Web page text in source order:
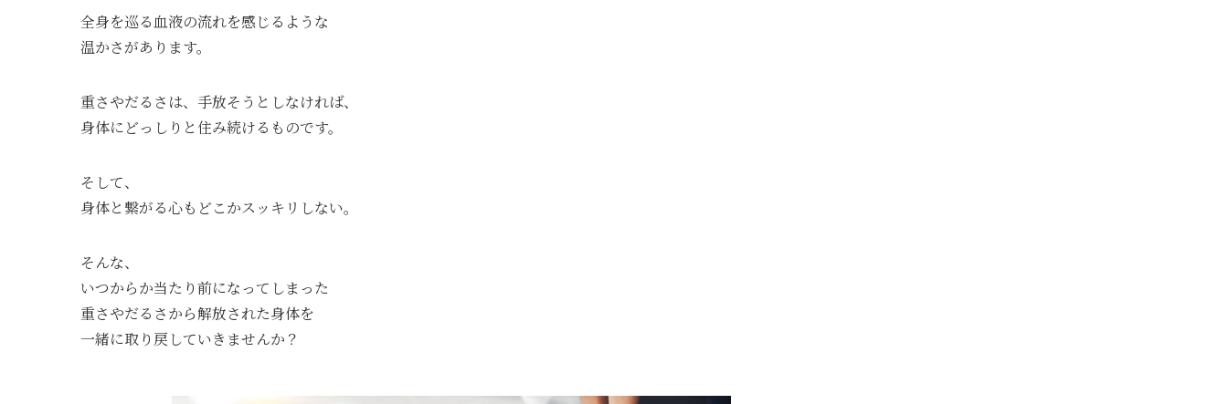
全身を巡る血液の流れを感じるような
温かさがあります。
重さやだるさは、手放そうとしなければ、
身体にどっしりと住み続けるものです。
そして、
身体と繋がる心もどこかスッキリしない。
そんな、
いつからか当たり前になってしまった
重さやだるさから解放された身体を
一緒に取り戻していきませんか？